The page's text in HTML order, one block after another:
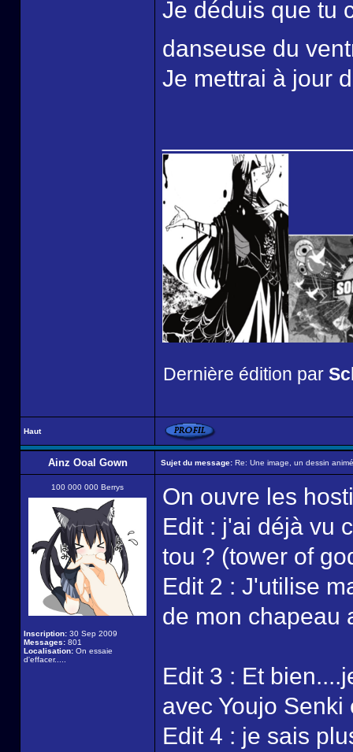
Je déduis que tu
danseuse du
Je mettrai à jour
Dernière édition par
Haut
Ainz Ooal Gown Sujet du message: Re: Une image, un dessin
100 000 000 Berrys
Inscription: 30 Sep 2009
Messages: 801
Localisation: On essaie
d'effacer.....
On ouvre les
Edit : j'ai déjà vu
tou ? (tower of
Edit 2 : J'utilise
de mon chapeau
Edit 3 : Et
avec Youjo Senki
Edit 4 : je sais